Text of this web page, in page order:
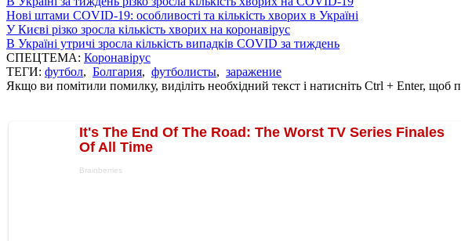
Нові штами COVID-19: особливості та кількість хворих в Україні
У Києві різко зросла кількість хворих на коронавірус
В Україні утричі зросла кількість випадків COVID за тиждень
СПЕЦТЕМА: Коронавірус
ТЕГИ: футбол, Болгария, футболисты, заражение
Якщо ви помітили помилку, виділіть необхідний текст і натисніть Ctrl + Enter, щоб